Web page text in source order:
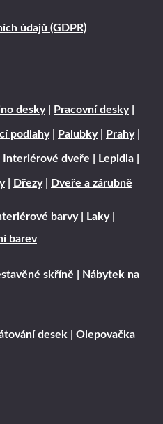
údajů (GDPR)
desky| Pracovní desky|
podlahy| Palubky| Prahy|
Interiérové dveře Lepidla
| Dřezy| Dveře a zárubně
barvy| Laky|
barev
skříně Nábytek na
desek Olepovačka